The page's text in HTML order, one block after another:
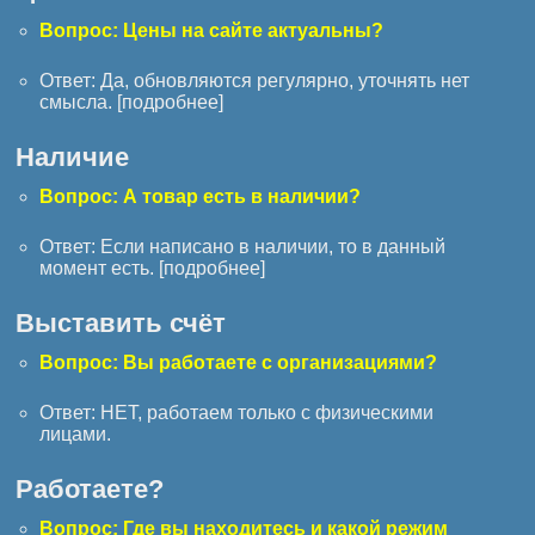
Вопрос: Цены на сайте актуальны?
Ответ: Да, обновляются регулярно, уточнять нет
смысла. [подробнее]
Наличие
Вопрос: А товар есть в наличии?
Ответ: Если написано в наличии, то в данный
момент есть. [подробнее]
Выставить счёт
Вопрос: Вы работаете с организациями?
Ответ: НЕТ, работаем только с физическими
лицами.
Работаете?
Вопрос: Где вы находитесь и какой режим